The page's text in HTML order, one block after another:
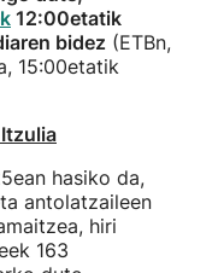
12:00etatik
bidez (ETBn,
15:00etatik
hasiko da,
antolatzaileen
hiri
163